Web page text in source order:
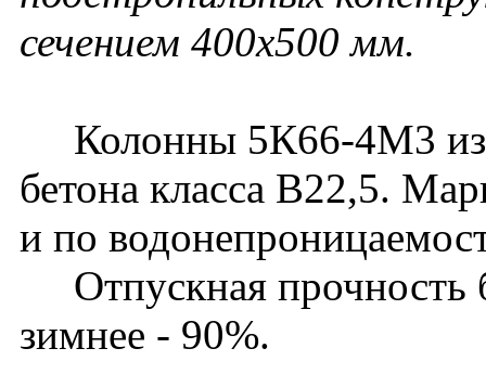
сечением 400х500 мм.
Колонны 5К66-4М3
бетона класса В22,5.
и по
Отпускная прочность
зимнее - 90%.